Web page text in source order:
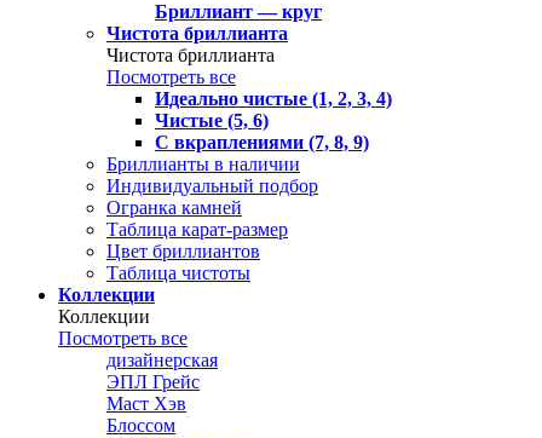
Бриллиант — круг
Чистота бриллианта
Чистота бриллианта
Посмотреть все
Идеально чистые (1, 2, 3, 4)
Чистые (5, 6)
С вкраплениями (7, 8, 9)
Бриллианты в наличии
Индивидуальный подбор
Огранка камней
Таблица карат-размер
Цвет бриллиантов
Таблица чистоты
Коллекции
Коллекции
Посмотреть все
дизайнерская
ЭПЛ Грейс
Маст Хэв
Блоссом